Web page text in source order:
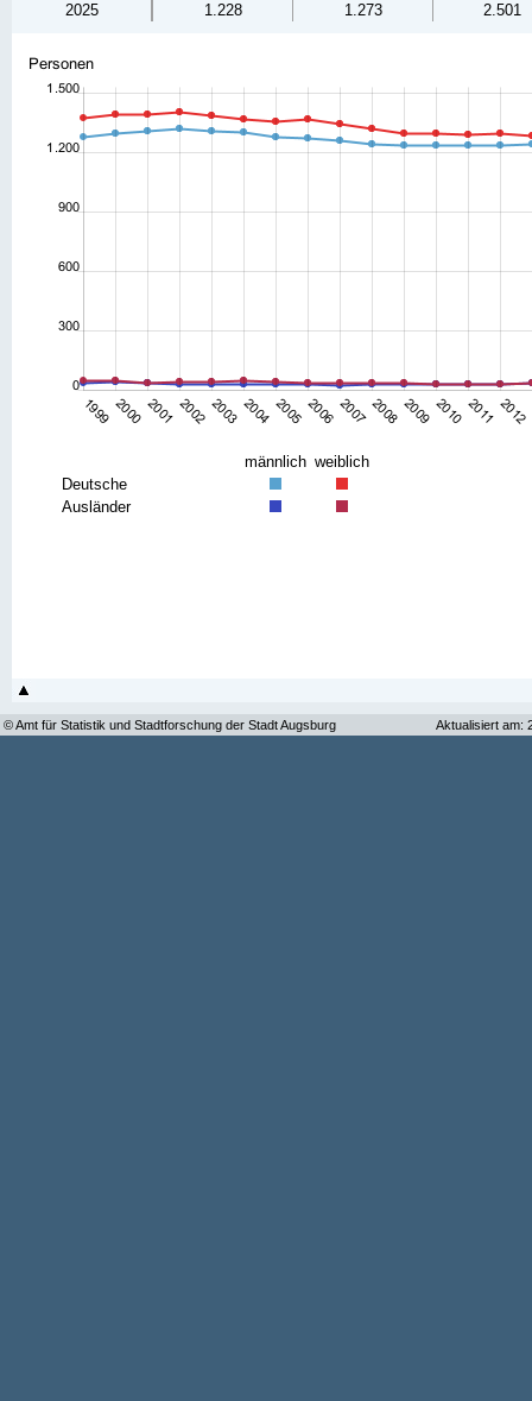
2025
1.228 1.273 2.501
männlich weiblich
Deutsche
Ausländer
© Amt für Statistik und Stadtforschung der Stadt Augsburg Aktualisiert am: